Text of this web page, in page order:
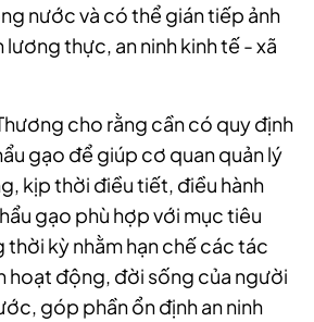
nước và có thể gián tiếp ảnh
lương thực, an ninh kinh tế - xã
cho rằng cần có quy định
gạo để giúp cơ quan quản lý
kịp thời điều tiết, điều hành
gạo phù hợp với mục tiêu
kỳ nhằm hạn chế các tác
hoạt động, đời sống của người
góp phần ổn định an ninh